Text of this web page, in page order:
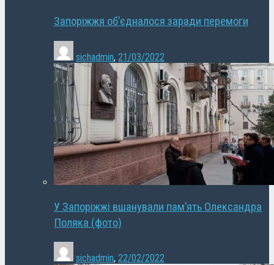
Запоріжжя об’єдналося заради перемоги
sichadmin, 21/03/2022
У Запоріжжі вшанували пам’ять Олександра
Поляка (фото)
sichadmin, 22/02/2022